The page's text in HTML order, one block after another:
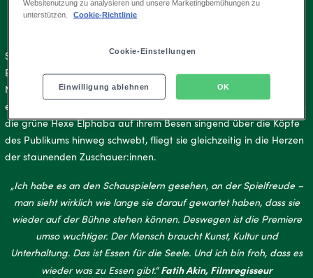
Schon in der Pause zwischen Akt I und II sind die prominenten
Ehrengäste voll des Lobes für die in Hamburg erstaufgeführte
Neuinszenierung des weltweiten Erfolgs-Musicals. Kein Wunder,
endet der erste Teil mit einem absoluten Highlight der Show: Wenn
die grüne Hexe Elphaba auf ihrem Besen singend über die Köpfe
des Publikums hinweg schwebt, fliegt sie gleichzeitig in die Herzen
der staunenden Zuschauer:innen.
„Ich habe es an den Schauspielern gesehen, an der Spielfreude –
man sieht wirklich wie lange sie darauf gewartet haben, dass sie
wieder auf der Bühne stehen können. Deswegen ist die Premiere
umso wuchtiger. Der Mensch braucht Kunst, Kultur und
Unterhaltung. Das ist Essen für die Seele. Und ich bin froh, dass es
wieder was zu Essen gibt.“Fatih Akin, Filmregisseur
Websitenutzung zu analysieren und unsere Marketingbemühungen zu
unterstützen.
Cookie-Richtlinie
Cookie-Einstellungen
Einwilligung ablehnen OK